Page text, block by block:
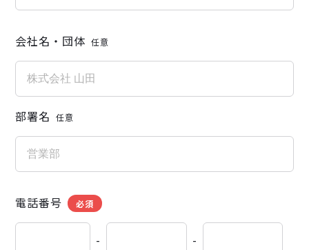
会社名・団体 任意
部署名 任意
電話番号 必須
- -